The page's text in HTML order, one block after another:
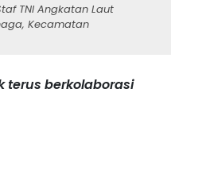
TNI Angkatan Laut
Kecamatan
terus berkolaborasi